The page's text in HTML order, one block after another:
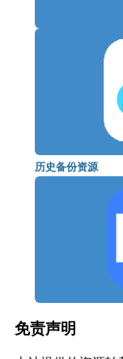
推荐配置:
需要 64
历史备份资源
免责声明